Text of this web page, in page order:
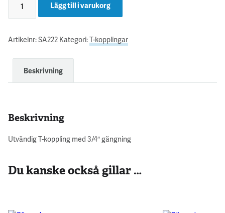
Lägg till i varukorg
Artikelnr:SA222 Kategori:T-kopplingar
Beskrivning
Beskrivning
Utvändig T-koppling med 3/4″ gängning
Du kanske också gillar …